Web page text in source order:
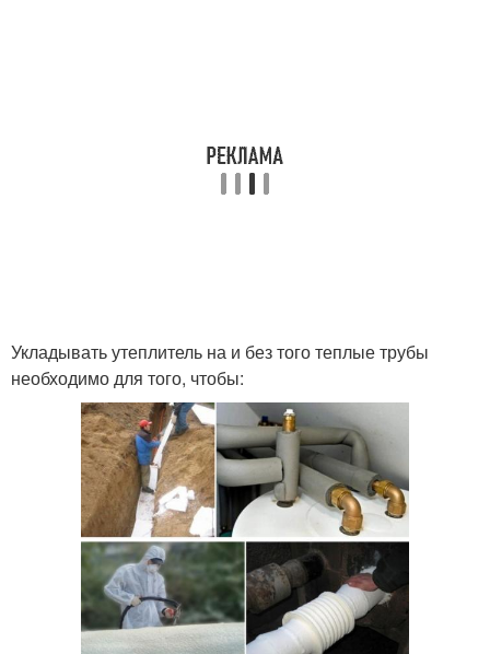
Укладывать утеплитель на и без того теплые трубы
необходимо для того, чтобы: